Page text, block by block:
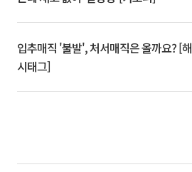
입추매직 '불발', 처서매직은 올까요? [해
시태그]